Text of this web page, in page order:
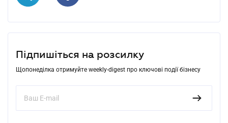
Підпишіться на розсилку
Щопонеділка отримуйте weekly-digest про ключові події бізнесу